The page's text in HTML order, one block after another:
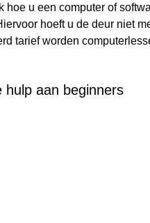
hoe u een computer of
hoeft u de deur niet
tarief worden
hulp aan beginners